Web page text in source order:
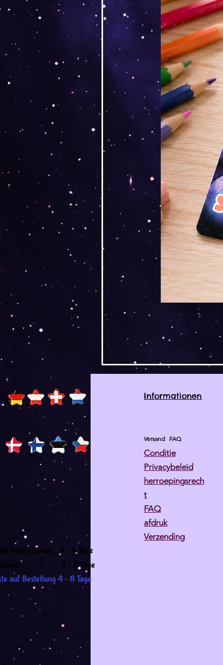
Deutschlands 3 - 6 Tage
4 - 8 Tage
Informationen
Versand FAQ
Conditie
Privacybeleid
herroepingsrech
t
FAQ
afdruk
Verzending
auf Bestellung 4 - 8 Tage